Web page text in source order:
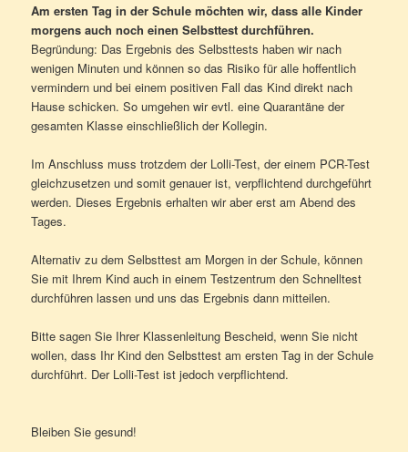
Am ersten Tag in der Schule möchten wir, dass alle Kinder
morgens auch noch einen Selbsttest durchführen.
Begründung: Das Ergebnis des Selbsttests haben wir nach
wenigen Minuten und können so das Risiko für alle hoffentlich
vermindern und bei einem positiven Fall das Kind direkt nach
Hause schicken. So umgehen wir evtl. eine Quarantäne der
gesamten Klasse einschließlich der Kollegin.
Im Anschluss muss trotzdem der Lolli-Test, der einem PCR-Test
gleichzusetzen und somit genauer ist, verpflichtend durchgeführt
werden. Dieses Ergebnis erhalten wir aber erst am Abend des
Tages.
Alternativ zu dem Selbsttest am Morgen in der Schule, können
Sie mit Ihrem Kind auch in einem Testzentrum den Schnelltest
durchführen lassen und uns das Ergebnis dann mitteilen.
Bitte sagen Sie Ihrer Klassenleitung Bescheid, wenn Sie nicht
wollen, dass Ihr Kind den Selbsttest am ersten Tag in der Schule
durchführt. Der Lolli-Test ist jedoch verpflichtend.
Bleiben Sie gesund!